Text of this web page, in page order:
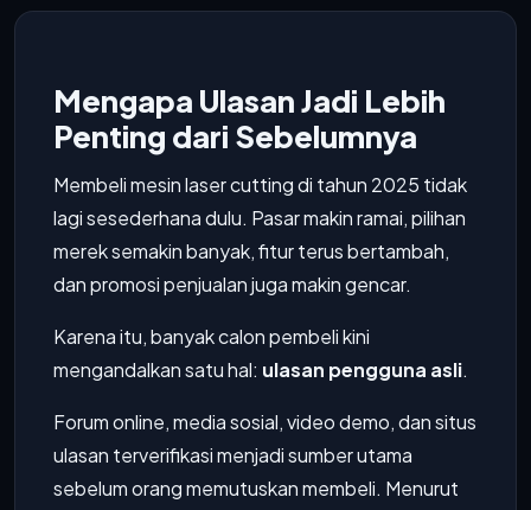
Mengapa Ulasan Jadi Lebih
Penting dari Sebelumnya
Membeli mesin laser cutting di tahun 2025 tidak
lagi sesederhana dulu. Pasar makin ramai, pilihan
merek semakin banyak, fitur terus bertambah,
dan promosi penjualan juga makin gencar.
Karena itu, banyak calon pembeli kini
mengandalkan satu hal: ulasan pengguna asli.
Forum online, media sosial, video demo, dan situs
ulasan terverifikasi menjadi sumber utama
sebelum orang memutuskan membeli. Menurut